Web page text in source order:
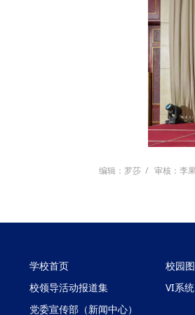
编辑：罗莎 / 审核：李
学校首页
校领导活动报道集
党委宣传部（新闻中心）
校园
VI系统